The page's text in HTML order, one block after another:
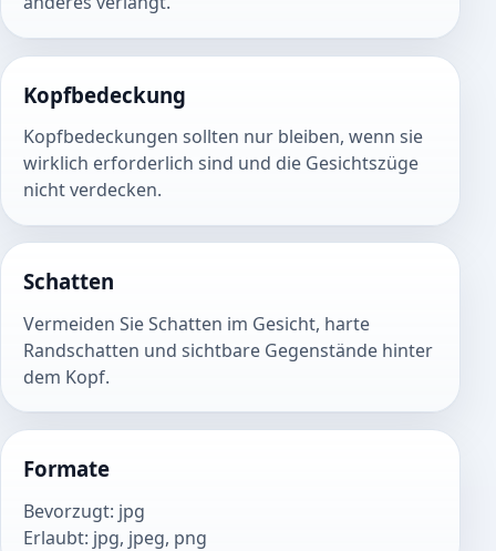
Kopfbedeckung
Kopfbedeckungen sollten nur bleiben, wenn sie
wirklich erforderlich sind und die Gesichtszüge
nicht verdecken.
Schatten
Vermeiden Sie Schatten im Gesicht, harte
Randschatten und sichtbare Gegenstände hinter
dem Kopf.
Formate
Bevorzugt: jpg
Erlaubt: jpg, jpeg, png